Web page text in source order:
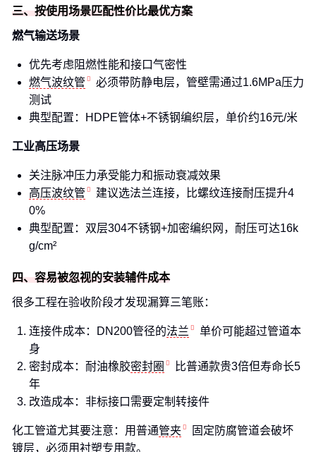
三、按使用场景匹配性价比最优方案
燃气输送场景
优先考虑阻燃性能和接口气密性
燃气波纹管
必须带防静电层，管壁需通过1.6MPa压力
测试
典型配置：HDPE管体+不锈钢编织层，单价约16元/米
工业高压场景
关注脉冲压力承受能力和振动衰减效果
高压波纹管
建议选法兰连接，比螺纹连接耐压提升4
0%
典型配置：双层304不锈钢+加密编织网，耐压可达16k
g/cm²
四、容易被忽视的安装辅件成本
很多工程在验收阶段才发现漏算三笔账：
连接件成本：DN200管径的法兰
单价可能超过管道本
身
密封成本：耐油橡胶密封圈
比普通款贵3倍但寿命长5
年
改造成本：非标接口需要定制转接件
化工管道尤其要注意：用普通管夹
固定防腐管道会破坏
镀层，必须用衬塑专用款。